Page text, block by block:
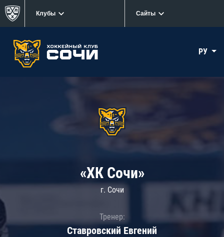
Клубы Сайты
РУ
«ХК Сочи»
г. Сочи
Тренер:
Ставровский Евгений